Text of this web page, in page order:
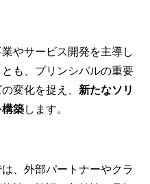
やサービス開発を主導し
も、プリンシパルの重要
変化を捉え、 新たなソリ
構築します。
、外部パートナーやクラ